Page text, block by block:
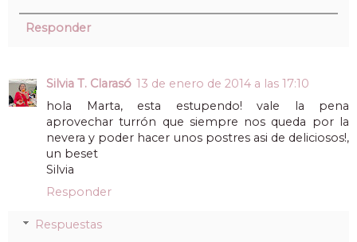
Responder
Silvia T. Clarasó 13 de enero de 2014 a las 17:10
hola Marta, esta estupendo! vale la pena
aprovechar turrón que siempre nos queda por la
nevera y poder hacer unos postres asi de deliciosos!,
un beset
Silvia
Responder
Respuestas